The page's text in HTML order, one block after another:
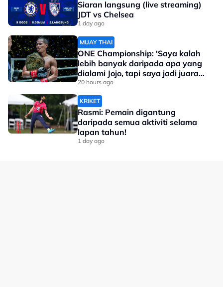
Siaran langsung (live streaming)
JDT vs Chelsea
1 day ago
MUAY THAI
ONE Championship: 'Saya kalah
lebih banyak daripada apa yang
dialami Jojo, tapi saya jadi juara
dunia'
20 hours ago
KRIKET
Rasmi: Pemain digantung
daripada semua aktiviti selama
lapan tahun!
1 day ago